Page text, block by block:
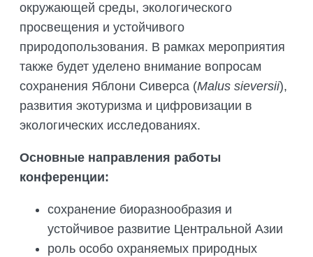
окружающей среды, экологического
просвещения и устойчивого
природопользования. В рамках мероприятия
также будет уделено внимание вопросам
сохранения Яблони Сиверса (Malus sieversii),
развития экотуризма и цифровизации в
экологических исследованиях.
Основные направления работы
конференции:
сохранение биоразнообразия и
устойчивое развитие Центральной Азии
роль особо охраняемых природных